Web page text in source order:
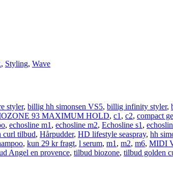
, Styling, Wave
styler, billig hh simonsen VS5, billig infinity styler,
93 MAXIMUM HOLD, c1, c2, compact
, echosline m1, echosline m2, Echosline s1,
curl tilbud, Hårpudder, HD lifestyle seaspray, hh
, kun 29 kr fragt, l serum, m1, m2, m6, MIDI
Angel en provence, tilbud biozone, tilbud golden